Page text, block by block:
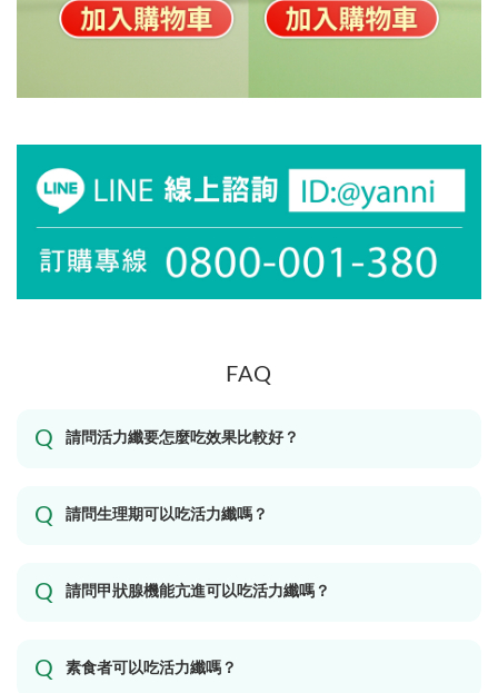
FAQ
請問活力纖要怎麼吃效果比較好？
請問生理期可以吃活力纖嗎？
請問甲狀腺機能亢進可以吃活力纖嗎？
素食者可以吃活力纖嗎？